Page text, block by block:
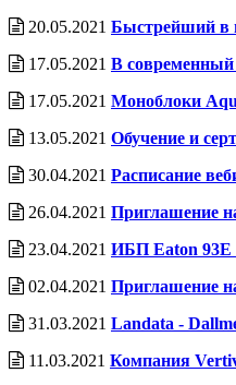
20.05.2021 Быстрейший в
17.05.2021 В современный
17.05.2021 Моноблоки
13.05.2021 Обучение и
30.04.2021 Расписание
26.04.2021 Приглашение
23.04.2021 ИБП Eaton 93E
02.04.2021 Приглашение
31.03.2021 Landata -
11.03.2021 Компания